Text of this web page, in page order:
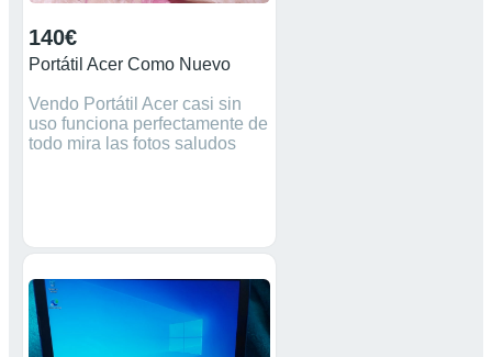
140€
Portátil Acer Como Nuevo
Vendo Portátil Acer casi sin
uso funciona perfectamente de
todo mira las fotos saludos